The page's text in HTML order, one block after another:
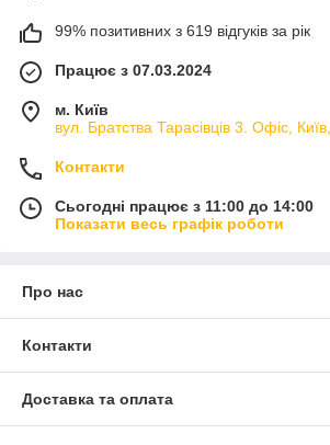
99% позитивних з 619 відгуків за рік
Працює з 07.03.2024
м. Київ
вул. Братства Тарасівців 3. Офіс,
Контакти
Сьогодні працює з 11:00 до 14:00
Показати весь графік роботи
Про нас
Контакти
Доставка та оплата